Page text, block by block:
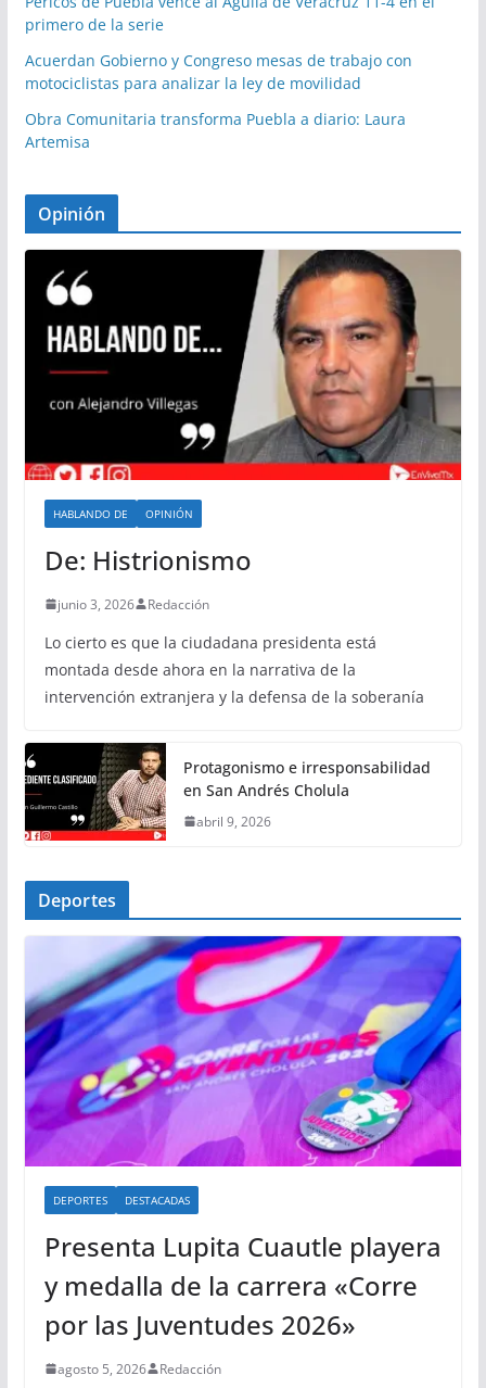
primero de la serie
Acuerdan Gobierno y Congreso mesas de trabajo con
motociclistas para analizar la ley de movilidad
Obra Comunitaria transforma Puebla a diario: Laura
Artemisa
Opinión
HABLANDO DE OPINIÓN
De: Histrionismo
junio 3, 2026 Redacción
Lo cierto es que la ciudadana presidenta está
montada desde ahora en la narrativa de la
intervención extranjera y la defensa de la soberanía
Protagonismo e irresponsabilidad
en San Andrés Cholula
abril 9, 2026
Deportes
DEPORTES DESTACADAS
Presenta Lupita Cuautle playera
y medalla de la carrera «Corre
por las Juventudes 2026»
agosto 5, 2026 Redacción